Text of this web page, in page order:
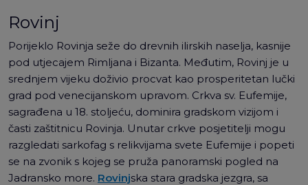
Rovinj
Porijeklo Rovinja seže do drevnih ilirskih naselja, kasnije
pod utjecajem Rimljana i Bizanta. Međutim, Rovinj je u
srednjem vijeku doživio procvat kao prosperitetan lučki
grad pod venecijanskom upravom. Crkva sv. Eufemije,
sagrađena u 18. stoljeću, dominira gradskom vizijom i
časti zaštitnicu Rovinja. Unutar crkve posjetitelji mogu
razgledati sarkofag s relikvijama svete Eufemije i popeti
se na zvonik s kojeg se pruža panoramski pogled na
Jadransko more. Rovinjska stara gradska jezgra, sa